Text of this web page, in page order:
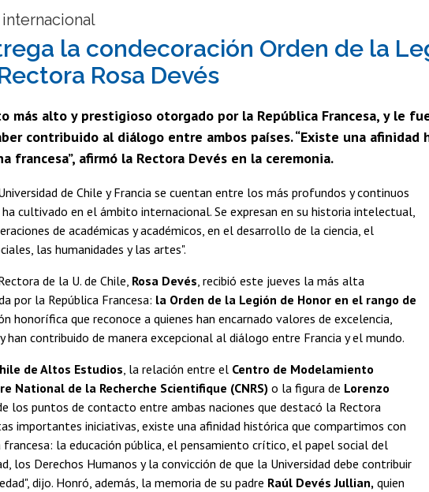
Nutrición y Tecnología de
Alimentos
Bachillerato
Hospital
la condecoración Orden de la
Rosa Devés
más alto y prestigioso otorgado por la República Francesa, y le
contribuido al diálogo entre ambos países. “Existe una afinidad
francesa”, afirmó la Rectora Devés en la ceremonia.
de Chile y Francia se cuentan entre los más profundos y continuos
cultivado en el ámbito internacional. Se expresan en su historia intelectual,
de académicas y académicos, en el desarrollo de la ciencia, el
las humanidades y las artes".
de la U. de Chile, Rosa Devés , recibió este jueves la más alta
por la República Francesa: la Orden de la Legión de Honor en el rango de
honorífica que reconoce a quienes han encarnado valores de excelencia,
han contribuido de manera excepcional al diálogo entre Francia y el mundo.
de Altos Estudios , la relación entre el Centro de Modelamiento
National de la Recherche Scientifique (CNRS) o la figura de Lorenzo
los puntos de contacto entre ambas naciones que destacó la Rectora
importantes iniciativas, existe una afinidad histórica que compartimos con
la educación pública, el pensamiento crítico, el papel social del
los Derechos Humanos y la convicción de que la Universidad debe contribuir
dijo. Honró, además, la memoria de su padre Raúl Devés Jullian, quien